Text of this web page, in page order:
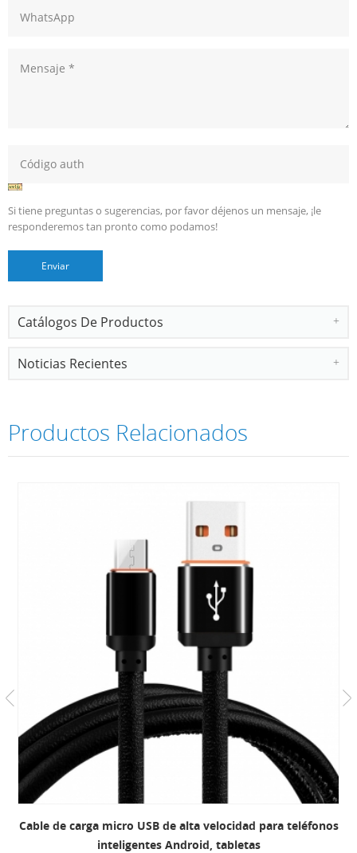
Si tiene preguntas o sugerencias, por favor déjenos un mensaje, ¡le
responderemos tan pronto como podamos!
Catálogos De Productos
Noticias Recientes
Productos Relacionados
Cable de carga micro USB de alta velocidad para teléfonos
inteligentes Android, tabletas